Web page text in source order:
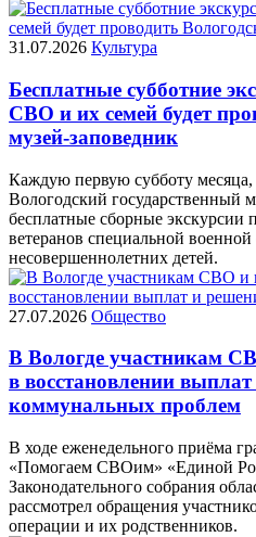
31.07.2026 Культура
Бесплатные субботние
СВО и их семей будет
музей-заповедник
Каждую первую субботу месяца,
Вологодский государственный
бесплатные сборные экскурсии
ветеранов специальной
несовершеннолетних детей.
27.07.2026 Общество
В Вологде участникам
в восстановлении
коммунальных проблем
В ходе еженедельного приёма
«Помогаем СВОим» «Единой
Законодательного собрания
рассмотрел обращения
операции и их родственников.